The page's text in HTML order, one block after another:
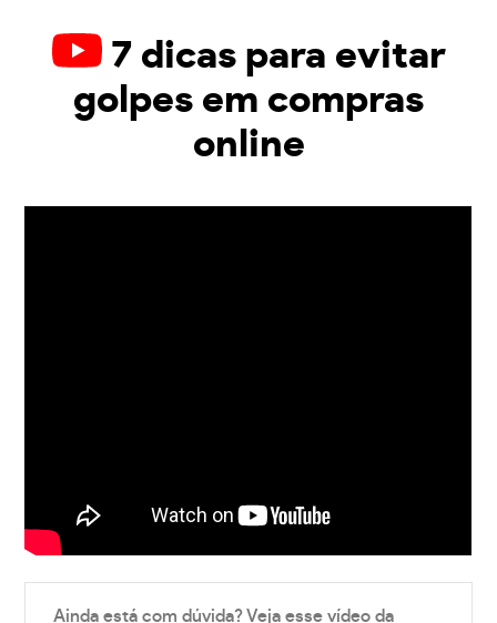
7 dicas para evitar
golpes em compras
online
Ainda está com dúvida? Veja esse vídeo da